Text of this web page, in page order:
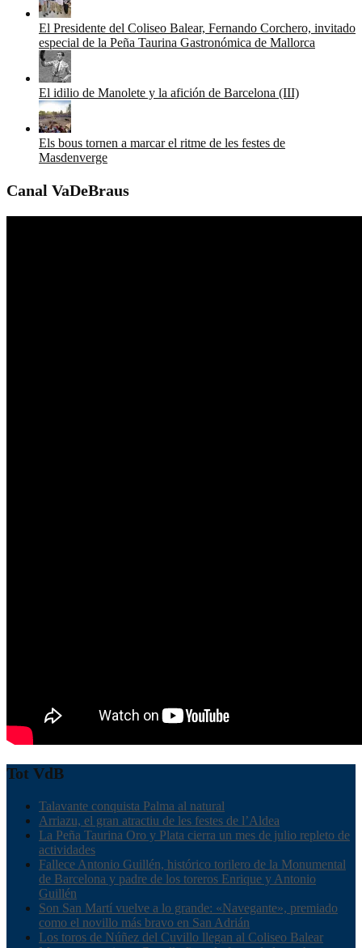
El Presidente del Coliseo Balear, Fernando Corchero, invitado
especial de la Peña Taurina Gastronómica de Mallorca
El idilio de Manolete y la afición de Barcelona (III)
Els bous tornen a marcar el ritme de les festes de
Masdenverge
Canal VaDeBraus
Tot VdB
Talavante conquista Palma al natural
Arriazu, el gran atractiu de les festes de l’Aldea
La Peña Taurina Oro y Plata cierra un mes de julio repleto de
actividades
Fallece Antonio Guillén, histórico torilero de la Monumental
de Barcelona y padre de los toreros Enrique y Antonio
Guillén
Son San Martí vuelve a lo grande: «Navegante», premiado
como el novillo más bravo en San Adrián
Los toros de Núñez del Cuvillo llegan al Coliseo Balear